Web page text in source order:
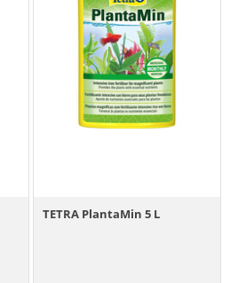
TETRA PlantaMin 5 L